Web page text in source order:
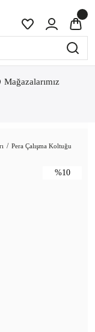
Mağazalarımız
Pera Çalışma Koltuğu
%10